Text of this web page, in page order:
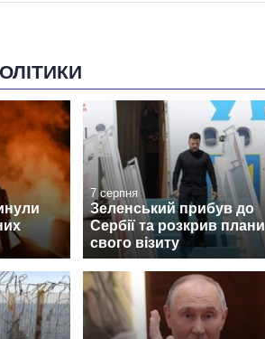
7 серпня
Зеленський прибув до
Сербії та розкрив плани
свого візиту